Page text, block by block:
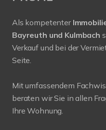
Als kompetenter
Bayreuth und Kulmbach
Verkauf und bei der
Seite.
Mit umfassendem
beraten wir Sie in allen
Ihre Wohnung.